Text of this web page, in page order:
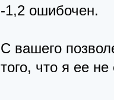
-1,2 ошибочен.
С вашего
того, что я ее не